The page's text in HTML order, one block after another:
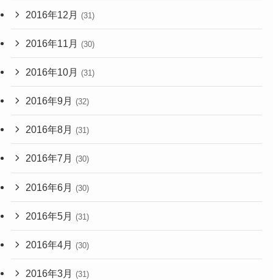
2016年12月 (31)
2016年11月 (30)
2016年10月 (31)
2016年9月 (32)
2016年8月 (31)
2016年7月 (30)
2016年6月 (30)
2016年5月 (31)
2016年4月 (30)
2016年3月 (31)